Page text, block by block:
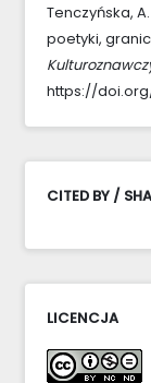
Tenczyńska,
poetyki,
https://doi.org/
CITED BY /
LICENCJA